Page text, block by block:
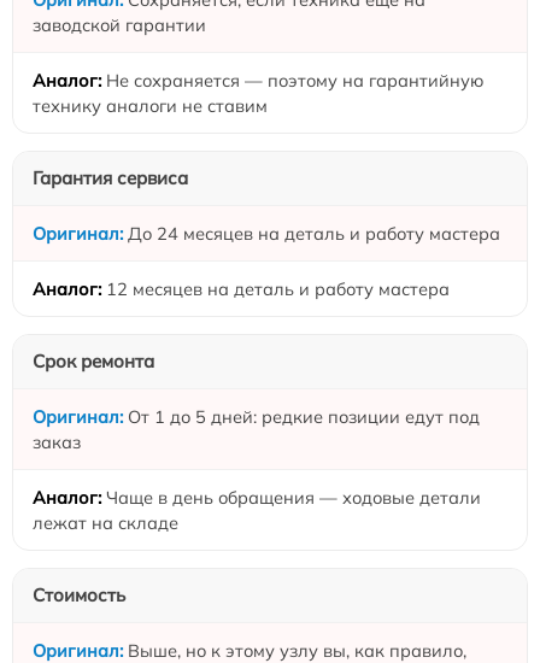
заводской гарантии
Не сохраняется — поэтому на гарантийную
технику аналоги не ставим
Гарантия сервиса
До 24 месяцев на деталь и работу мастера
12 месяцев на деталь и работу мастера
Срок ремонта
От 1 до 5 дней: редкие позиции едут под
заказ
Чаще в день обращения — ходовые детали
лежат на складе
Стоимость
Выше, но к этому узлу вы, как правило,